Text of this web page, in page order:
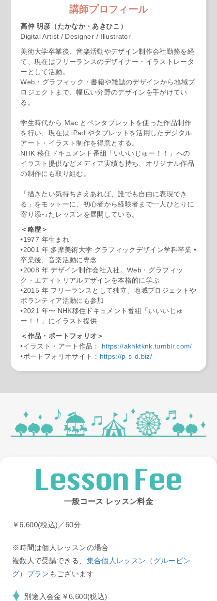
講師プロフィール
高仲 明彦（たかなか・あきひこ）
Digital Artist / Designer / Illustrator
美術大学卒業後、音楽活動やデザイン制作会社勤務を経
て、現在はフリーランスのデザイナー・イラストレータ
ーとして活動。
Web・グラフィック・書籍や雑誌のデザインから地域プ
ロジェクトまで、幅広い分野のデザインを手がけてい
る。
学生時代から Mac とペンタブレットを使った作品制作
を行い、現在は iPad やタブレットを活用したデジタル
アート・イラスト制作を得意とする。
NHK 移住ドキュメント番組「いいいじゅー！！」への
イラスト提供などメディア実績も持ち、オリジナル作品
の制作にも取り組む。
「描きたい気持ちさえあれば、誰でも自由に表現でき
る」をモットーに、初心者から経験者まで一人ひとりに
寄り添ったレッスンを展開している。
＜略歴＞
•1977 年生まれ
•2001 年 多摩美術大学 グラフィックデザイン学科卒業 •
卒業後、音楽活動に専念
•2008 年 デザイン制作会社入社。Web・グラフィッ
ク・エディトリアルデザインを本格的に学ぶ
•2015 年 フリーランスとして独立、地域プロジェクトや
ボランティア活動にも参加
•2021 年〜 NHK移住ドキュメント番組「いいいじゅ
ー！！」にイラスト提供
＜作品・ポートフォリオ＞
•イラスト・アート作品： https://akhktknk.tumblr.com/
•ポートフォリオサイト： https://p-s-d.biz/
一般コース レッスン料金
￥6,600(税込)／60分
※時間は個人レッスンの場合
複数人で受講できる、 集合個人レッスン（グルーピン
グ）プラン もございます
別途入会金￥6,600(税込)